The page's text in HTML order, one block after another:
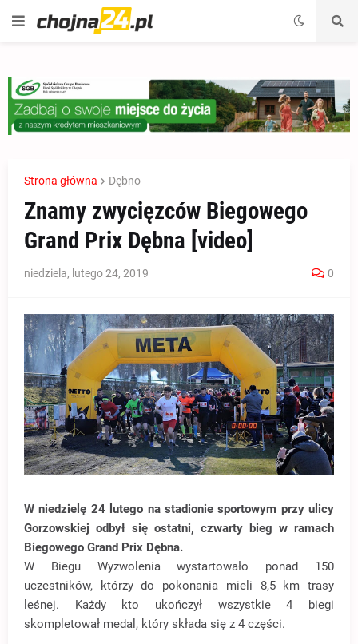
Strona główna Dębno
Znamy zwycięzców Biegowego
Grand Prix Dębna [video]
niedziela, lutego 24, 2019 0
W niedzielę 24 lutego na stadionie sportowym przy ulicy
Gorzowskiej odbył się ostatni, czwarty bieg w ramach
Biegowego Grand Prix Dębna.
W Biegu Wyzwolenia wystartowało ponad 150
uczestników, którzy do pokonania mieli 8,5 km trasy
leśnej. Każdy kto ukończył wszystkie 4 biegi
skompletował medal, który składa się z 4 części.